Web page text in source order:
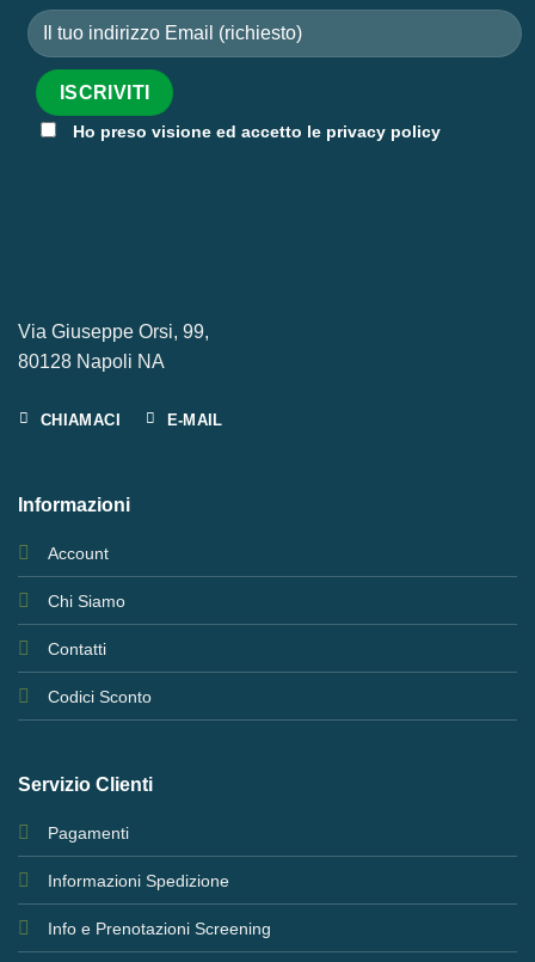
Ho preso visione ed accetto le privacy policy
Via Giuseppe Orsi, 99,
80128 Napoli NA
CHIAMACI E-MAIL
Informazioni
Account
Chi Siamo
Contatti
Codici Sconto
Servizio Clienti
Pagamenti
Informazioni Spedizione
Info e Prenotazioni Screening